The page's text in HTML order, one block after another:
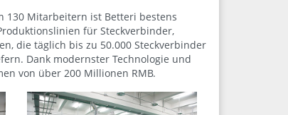
130 Mitarbeitern ist Betteri bestens
für Steckverbinder,
die täglich bis zu 50.000 Steckverbinder
Dank modernster Technologie und
von über 200 Millionen RMB.